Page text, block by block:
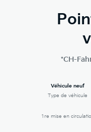
*CH-
Véhicule neuf
Type de véhicule
1re mise en